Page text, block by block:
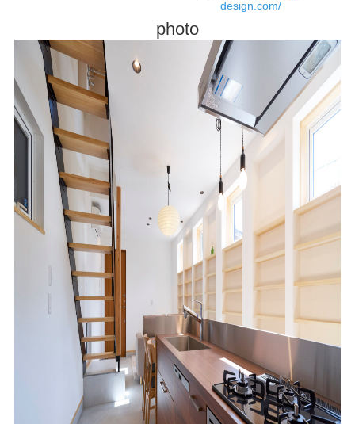
design.com/
photo